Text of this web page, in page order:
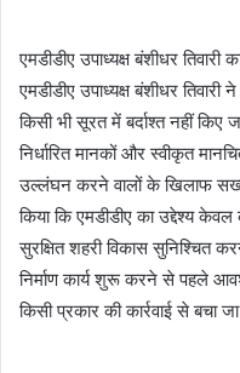
एमडीडीए उपाध्यक्ष बंशीधर तिवारी
एमडीडीए उपाध्यक्ष बंशीधर
किसी भी सूरत में बर्दाश्त नहीं किए
निर्धारित मानकों और स्वीकृत
उल्लंघन करने वालों के खिलाफ सख्त
किया कि एमडीडीए का उद्देश्य
सुरक्षित शहरी विकास सुनिश्चित
निर्माण कार्य शुरू करने से पहले
किसी प्रकार की कार्रवाई से बचा